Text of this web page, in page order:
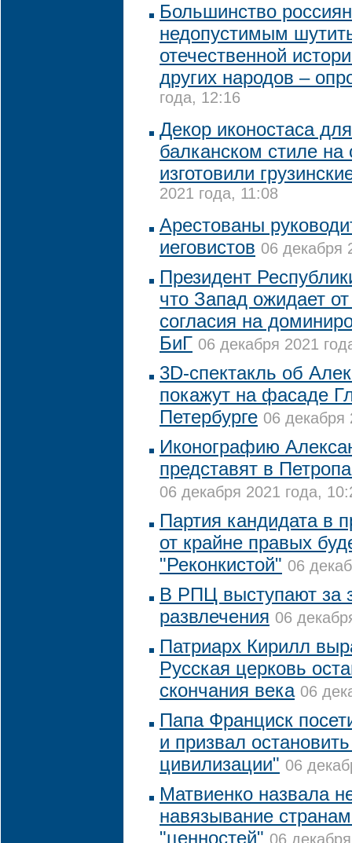
Большинство
недопустимым
отечественной
других народов –
года, 12:16
Декор иконостаса
балканском стиле
изготовили
2021 года, 11:08
Арестованы
иеговистов 06 декабря
Президент
что Запад ожидает
согласия на
БиГ 06 декабря 2021
3D-спектакль об
покажут на фасаде
Петербурге 06 декабря
Иконографию
представят в
06 декабря 2021 года,
Партия кандидата в
от крайне правых
"Реконкистой" 06
В РПЦ выступают за
развлечения 06
Патриарх Кирилл
Русская церковь
скончания века 06
Папа Франциск
и призвал
цивилизации" 06
Матвиенко назвала
навязывание
"ценностей" 06